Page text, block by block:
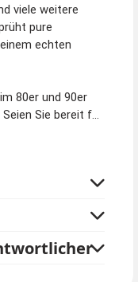
viele weitere
pure
echten
80er und 90er
Sie bereit für
Momente mit